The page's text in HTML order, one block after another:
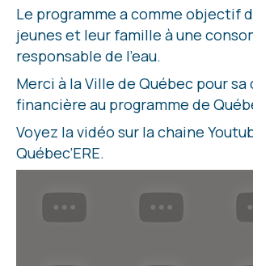
Le programme a comme objectif
jeunes et leur famille à une
responsable de l’eau.
Merci à la Ville de Québec pour
financière au programme de
Voyez la vidéo sur la chaine
Québec’ERE.